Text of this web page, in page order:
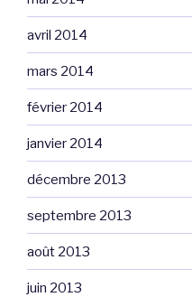
avril 2014
mars 2014
février 2014
janvier 2014
décembre 2013
septembre 2013
août 2013
juin 2013